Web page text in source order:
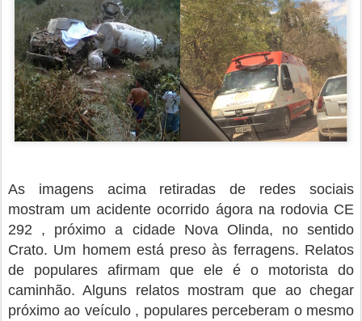
As imagens acima retiradas de redes sociais
mostram um acidente ocorrido ágora na rodovia CE
292 , próximo a cidade Nova Olinda, no sentido
Crato. Um homem está preso às ferragens. Relatos
de populares afirmam que ele é o motorista do
caminhão. Alguns relatos mostram que ao chegar
próximo ao veículo , populares perceberam o mesmo